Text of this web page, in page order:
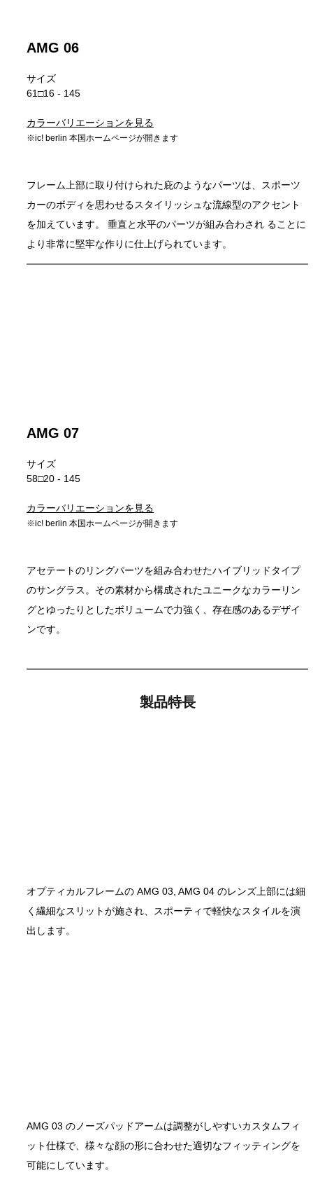
AMG 06
サイズ
61□16 - 145
カラーバリエーションを見る
※ic! berlin 本国ホームページが開きます
フレーム上部に取り付けられた庇のようなパーツは、スポーツ
カーのボディを思わせるスタイリッシュな流線型のアクセント
を加えています。 垂直と水平のパーツが組み合わされ ることに
より非常に堅牢な作りに仕上げられています。
AMG 07
サイズ
58□20 - 145
カラーバリエーションを見る
※ic! berlin 本国ホームページが開きます
アセテートのリングパーツを組み合わせたハイブリッドタイプ
のサングラス。その素材から構成されたユニークなカラーリン
グとゆったりとしたボリュームで力強く、存在感のあるデザイ
ンです。
製品特長
オプティカルフレームの AMG 03, AMG 04 のレンズ上部には細
く繊細なスリットが施され、スポーティで軽快なスタイルを演
出します。
AMG 03 のノーズパッドアームは調整がしやすいカスタムフィ
ット仕様で、様々な顔の形に合わせた適切なフィッティングを
可能にしています。